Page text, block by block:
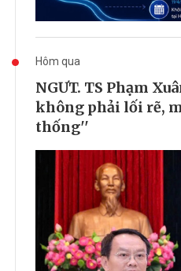
Hôm qua
NGƯT. TS Phạm
không phải lối rẽ,
thống''